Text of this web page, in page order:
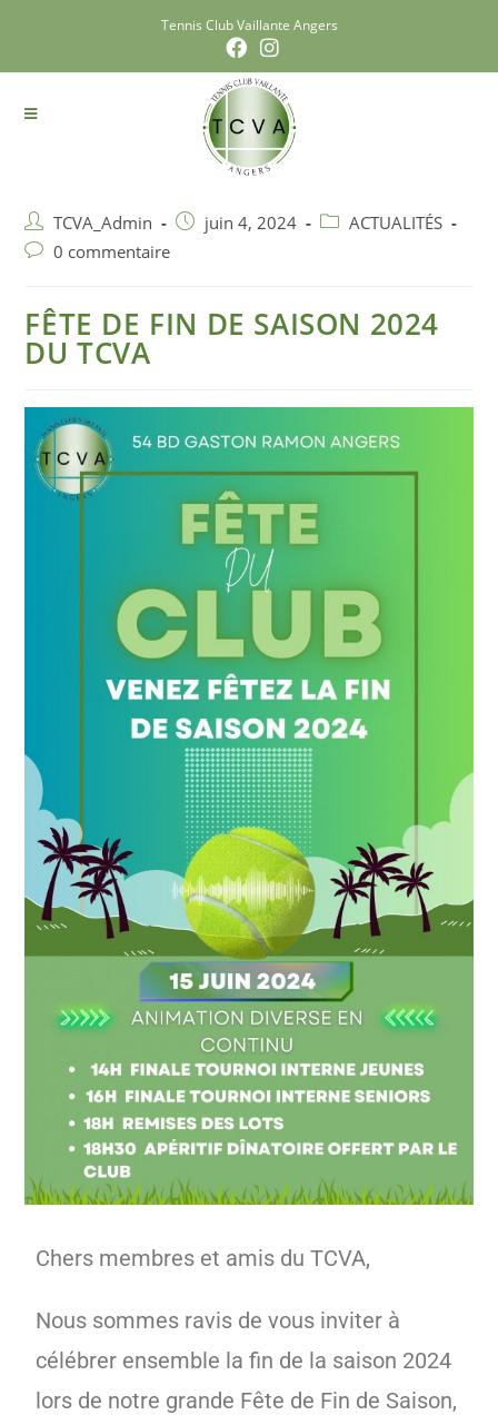
Tennis Club Vaillante Angers
TCVA_Admin juin 4, 2024
ACTUALITÉS
0 commentaire
FÊTE DE FIN DE SAISON 2024
DU TCVA
Chers membres et amis du TCVA,
Nous sommes ravis de vous inviter à
célébrer ensemble la fin de la saison 2024
lors de notre grande Fête de Fin de Saison,